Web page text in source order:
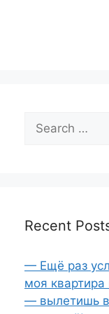
Search
for:
Recent
— Ещё раз
моя квартира
— вылетишь